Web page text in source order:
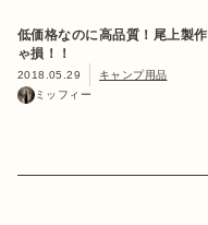
低価格なのに高品質！尾上製
ゃ損！！
2018.05.29
キャンプ用品
ミッフィー